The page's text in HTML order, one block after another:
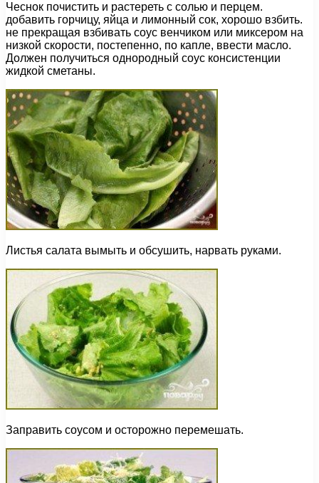
Чеснок почистить и растереть с солью и перцем.
добавить горчицу, яйца и лимонный сок, хорошо взбить.
не прекращая взбивать соус венчиком или миксером на
низкой скорости, постепенно, по капле, ввести масло.
Должен получиться однородный соус консистенции
жидкой сметаны.
Листья салата вымыть и обсушить, нарвать руками.
Заправить соусом и осторожно перемешать.